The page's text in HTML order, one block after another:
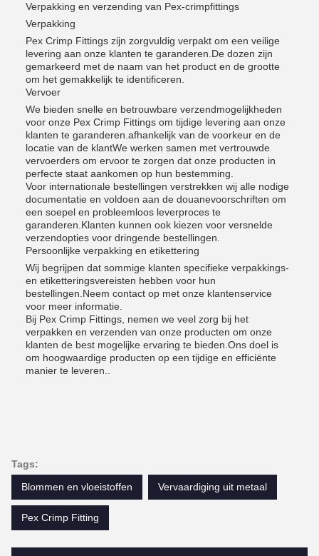
Verpakking en verzending van Pex-crimpfittings
Verpakking
Pex Crimp Fittings zijn zorgvuldig verpakt om een veilige
levering aan onze klanten te garanderen.De dozen zijn
gemarkeerd met de naam van het product en de grootte
om het gemakkelijk te identificeren.
Vervoer
We bieden snelle en betrouwbare verzendmogelijkheden
voor onze Pex Crimp Fittings om tijdige levering aan onze
klanten te garanderen.afhankelijk van de voorkeur en de
locatie van de klantWe werken samen met vertrouwde
vervoerders om ervoor te zorgen dat onze producten in
perfecte staat aankomen op hun bestemming.
Voor internationale bestellingen verstrekken wij alle nodige
documentatie en voldoen aan de douanevoorschriften om
een soepel en probleemloos leverproces te
garanderen.Klanten kunnen ook kiezen voor versnelde
verzendopties voor dringende bestellingen.
Persoonlijke verpakking en etikettering
Wij begrijpen dat sommige klanten specifieke verpakkings-
en etiketteringsvereisten hebben voor hun
bestellingen.Neem contact op met onze klantenservice
voor meer informatie.
Bij Pex Crimp Fittings, nemen we veel zorg bij het
verpakken en verzenden van onze producten om onze
klanten de best mogelijke ervaring te bieden.Ons doel is
om hoogwaardige producten op een tijdige en efficiënte
manier te leveren..
Tags:
Blommen en vloeistoffen
Vervaardiging uit metaal
Pex Crimp Fitting